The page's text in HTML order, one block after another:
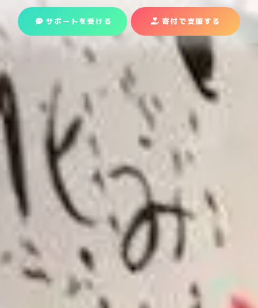
サポートを受ける 寄付で支援 する